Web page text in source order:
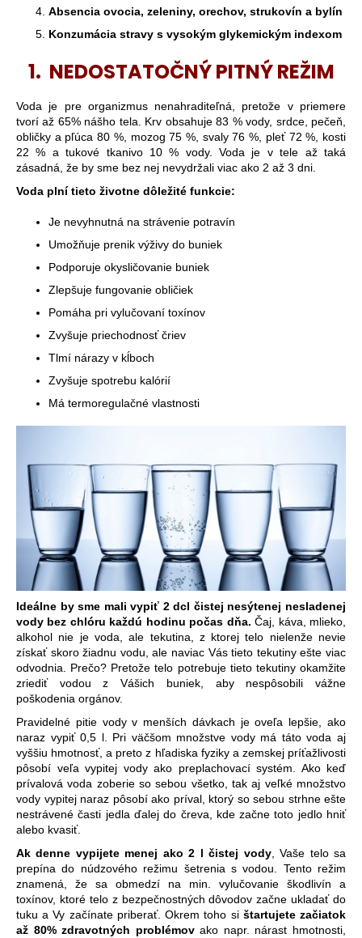
Absencia ovocia, zeleniny, orechov, strukovín a bylín
Konzumácia stravy s vysokým glykemickým indexom
1. NEDOSTATOČNÝ PITNÝ REŽIM
Voda je pre organizmus nenahraditeľná, pretože v priemere
tvorí až 65% nášho tela. Krv obsahuje 83 % vody, srdce, pečeň,
obličky a pľúca 80 %, mozog 75 %, svaly 76 %, pleť 72 %, kosti
22 % a tukové tkanivo 10 % vody. Voda je v tele až taká
zásadná, že by sme bez nej nevydržali viac ako 2 až 3 dni.
Voda plní tieto životne dôležité funkcie:
Je nevyhnutná na strávenie potravín
Umožňuje prenik výživy do buniek
Podporuje okysličovanie buniek
Zlepšuje fungovanie obličiek
Pomáha pri vylučovaní toxínov
Zvyšuje priechodnosť čriev
Tlmí nárazy v kĺboch
Zvyšuje spotrebu kalórií
Má termoregulačné vlastnosti
Ideálne by sme mali vypiť 2 dcl čistej nesýtenej nesladenej
vody bez chlóru každú hodinu počas dňa. Čaj, káva, mlieko,
alkohol nie je voda, ale tekutina, z ktorej telo nielenže nevie
získať skoro žiadnu vodu, ale naviac Vás tieto tekutiny ešte viac
odvodnia. Prečo? Pretože telo potrebuje tieto tekutiny okamžite
zriediť vodou z Vášich buniek, aby nespôsobili vážne
poškodenia orgánov.
Pravidelné pitie vody v menších dávkach je oveľa lepšie, ako
naraz vypiť 0,5 l. Pri väčšom množstve vody má táto voda aj
vyššiu hmotnosť, a preto z hľadiska fyziky a zemskej príťažlivosti
pôsobí veľa vypitej vody ako preplachovací systém. Ako keď
prívalová voda zoberie so sebou všetko, tak aj veľké množstvo
vody vypitej naraz pôsobí ako príval, ktorý so sebou strhne ešte
nestrávené časti jedla ďalej do čreva, kde začne toto jedlo hniť
alebo kvasiť.
Ak denne vypijete menej ako 2 l čistej vody, Vaše telo sa
prepína do núdzového režimu šetrenia s vodou. Tento režim
znamená, že sa obmedzí na min. vylučovanie škodlivín a
toxínov, ktoré telo z bezpečnostných dôvodov začne ukladať do
tuku a Vy začínate priberať. Okrem toho si štartujete začiatok
až 80% zdravotných problémovako napr. nárast hmotnosti,